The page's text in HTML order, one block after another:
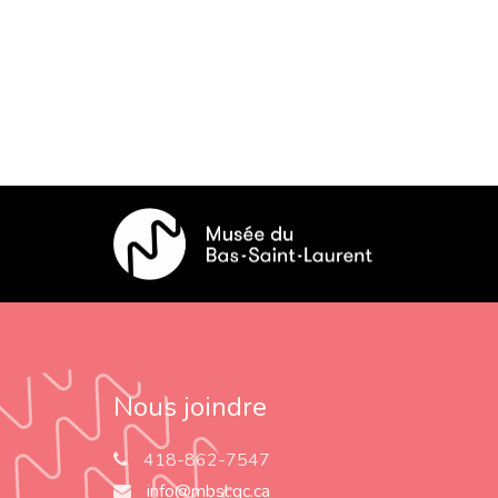
Nous joindre
418-862-7547
info@mbsl.qc.ca